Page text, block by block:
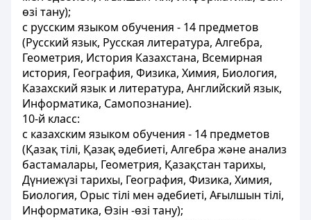
өзі тану);
с русским языком обучения - 14 предметов
(Русский язык, Русская литература, Алгебра,
Геометрия, История Казахстана, Всемирная
история, География, Физика, Химия, Биология,
Казахский язык и литература, Английский язык,
Информатика, Самопознание).
10-й класс:
с казахским языком обучения - 14 предметов
(Қазақ тілі, Қазақ әдебиеті, Алгебра және анализ
бастамалары, Геометрия, Қазақстан тарихы,
Дүниежүзі тарихы, География, Физика, Химия,
Биология, Орыс тілі мен әдебиетi, Ағылшын тілі,
Информатика, Өзін -өзі тану);